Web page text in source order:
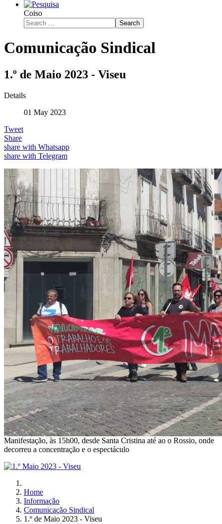
Coiso
Search
Comunicação Sindical
1.º de Maio 2023 - Viseu
Details
01 May 2023
Tweet
Share
share with Whatsapp
share with Telegram
Manifestação, às 15h00, desde Santa Cristina até ao o Rossio, onde
decorreu a concentração e o espectáculo
Home
Informação
Comunicação Sindical
1.º de Maio 2023 - Viseu